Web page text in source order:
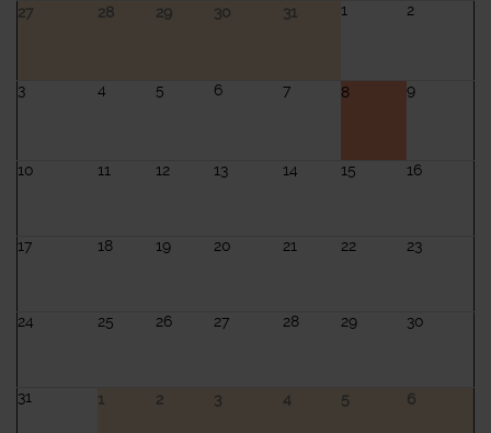
27 28 29 30 31 1 2
3 4 5 6 7 8 9
10 11 12 13 14 15 16
17 18 19 20 21 22 23
24 25 26 27 28 29 30
31 1 2 3 4 5 6